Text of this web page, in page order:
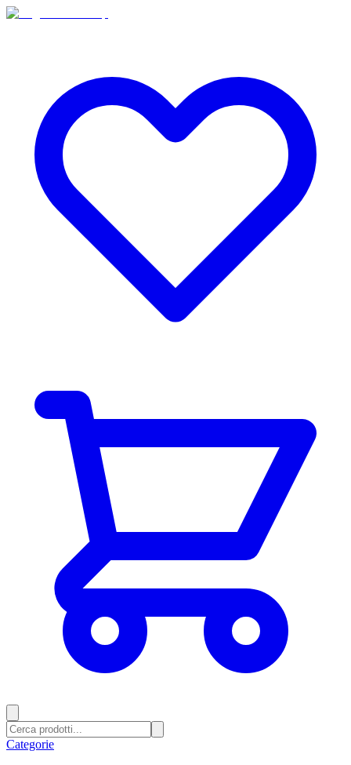
Categorie